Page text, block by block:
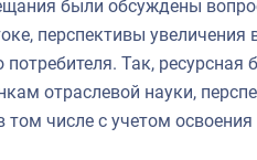
были обсуждены
перспективы
потребителя. Так, ресурсная
отраслевой науки,
том числе с учетом